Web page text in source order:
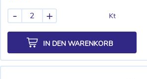
Kt
- +
IN DEN WARENKORB